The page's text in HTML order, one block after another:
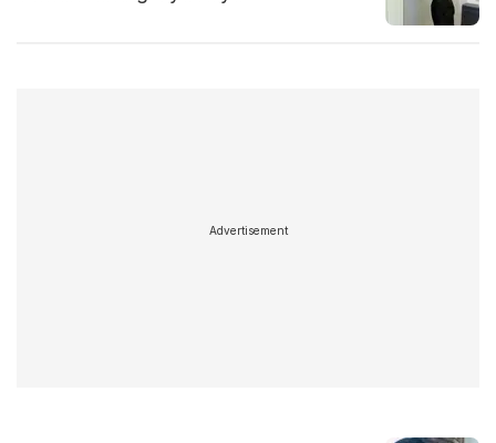
Advertisement